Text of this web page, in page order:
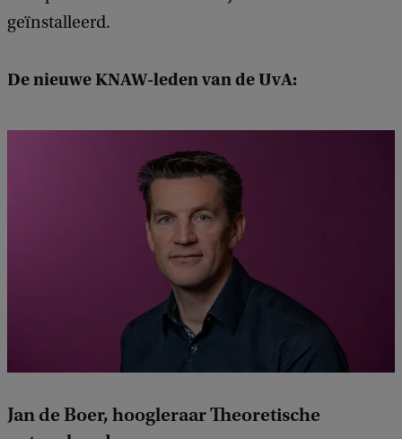
geïnstalleerd.
De nieuwe KNAW-leden van de UvA:
Jan de Boer, hoogleraar Theoretische